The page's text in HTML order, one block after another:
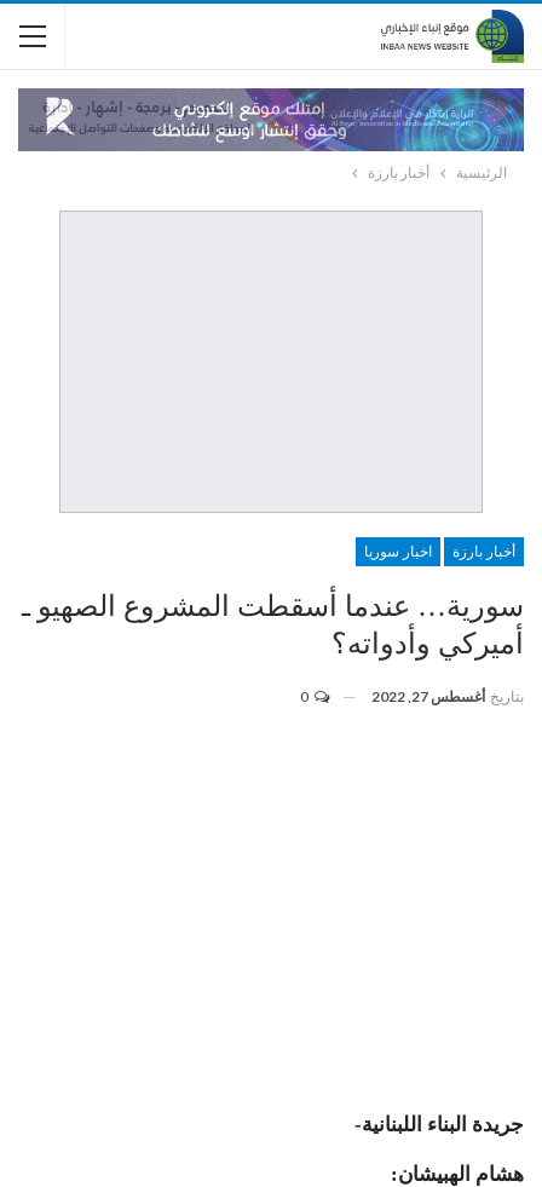
الرئيسية أخبار بارزة
أخبار بارزة اخبار سوريا
سورية… عندما أسقطت المشروع الصهيو ـ
أميركي وأدواته؟
بتاريخ أغسطس 27, 2022
جريدة البناء اللبنانية-
هشام الهبيشان: